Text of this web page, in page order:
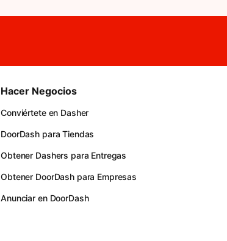
Hacer Negocios
Conviértete en Dasher
DoorDash para Tiendas
Obtener Dashers para Entregas
Obtener DoorDash para Empresas
Anunciar en DoorDash